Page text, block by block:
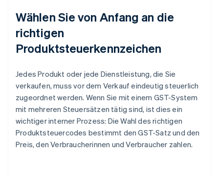
Wählen Sie von Anfang an die
richtigen
Produktsteuerkennzeichen
Jedes Produkt oder jede Dienstleistung, die Sie
verkaufen, muss vor dem Verkauf eindeutig steuerlich
zugeordnet werden. Wenn Sie mit einem GST-System
mit mehreren Steuersätzen tätig sind, ist dies ein
wichtiger interner Prozess: Die Wahl des richtigen
Produktsteuercodes bestimmt den GST-Satz und den
Preis, den Verbraucherinnen und Verbraucher zahlen.